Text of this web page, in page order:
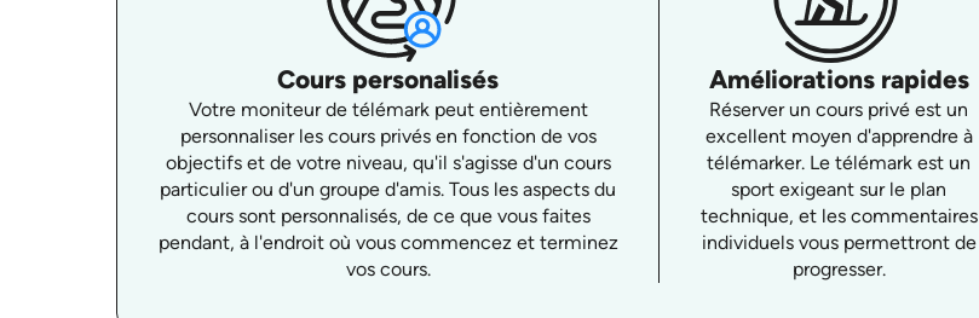
Cours personalisés
Votre moniteur de télémark peut entièrement
personnaliser les cours privés en fonction de vos
objectifs et de votre niveau, qu'il s'agisse d'un cours
particulier ou d'un groupe d'amis. Tous les aspects du
cours sont personnalisés, de ce que vous faites
pendant, à l'endroit où vous commencez et terminez
vos cours.
Améliorations rapides
Réserver un cours privé est un
excellent moyen d'apprendre à
télémarker. Le télémark est un
sport exigeant sur le plan
technique, et les commentaires
individuels vous permettront de
progresser.